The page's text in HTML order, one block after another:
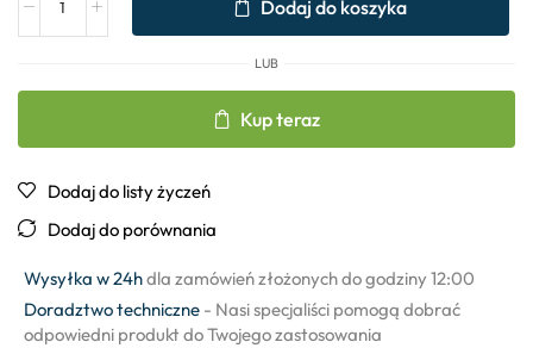
Dodaj do koszyka
LUB
Kup teraz
Dodaj do listy życzeń
Dodaj do porównania
Wysyłka w 24hdla zamówień złożonych do godziny 12:00
Doradztwo techniczne - Nasi specjaliści pomogą dobrać
odpowiedni produkt do Twojego zastosowania